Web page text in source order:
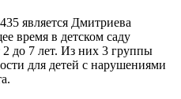
является Дмитриева
время в детском саду
2 до 7 лет. Из них 3 группы
для детей с нарушениями